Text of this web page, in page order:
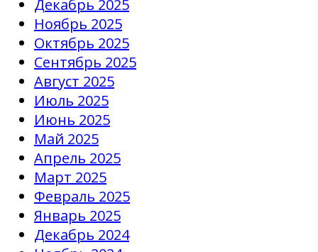
Декабрь 2025
Ноябрь 2025
Октябрь 2025
Сентябрь 2025
Август 2025
Июль 2025
Июнь 2025
Май 2025
Апрель 2025
Март 2025
Февраль 2025
Январь 2025
Декабрь 2024